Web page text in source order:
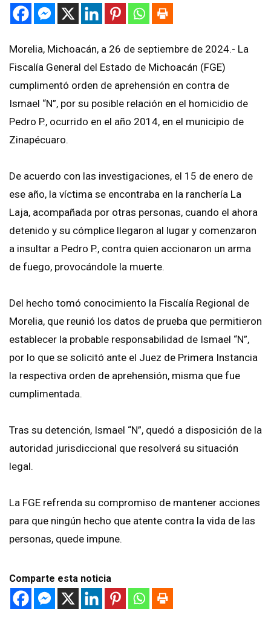
Morelia, Michoacán, a 26 de septiembre de 2024.- La
Fiscalía General del Estado de Michoacán (FGE)
cumplimentó orden de aprehensión en contra de
Ismael “N”, por su posible relación en el homicidio de
Pedro P., ocurrido en el año 2014, en el municipio de
Zinapécuaro.
De acuerdo con las investigaciones, el 15 de enero de
ese año, la víctima se encontraba en la ranchería La
Laja, acompañada por otras personas, cuando el ahora
detenido y su cómplice llegaron al lugar y comenzaron
a insultar a Pedro P., contra quien accionaron un arma
de fuego, provocándole la muerte.
Del hecho tomó conocimiento la Fiscalía Regional de
Morelia, que reunió los datos de prueba que permitieron
establecer la probable responsabilidad de Ismael “N”,
por lo que se solicitó ante el Juez de Primera Instancia
la respectiva orden de aprehensión, misma que fue
cumplimentada.
Tras su detención, Ismael “N”, quedó a disposición de la
autoridad jurisdiccional que resolverá su situación
legal.
La FGE refrenda su compromiso de mantener acciones
para que ningún hecho que atente contra la vida de las
personas, quede impune.
Comparte esta noticia